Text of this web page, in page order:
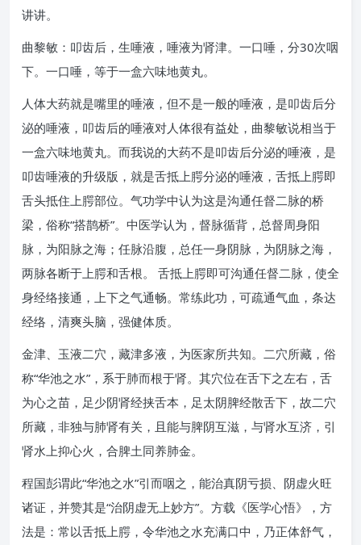
讲讲。
曲黎敏：叩齿后，生唾液，唾液为肾津。一口唾，分30次咽
下。一口唾，等于一盒六味地黄丸。
人体大药就是嘴里的唾液，但不是一般的唾液，是叩齿后分
泌的唾液，叩齿后的唾液对人体很有益处，曲黎敏说相当于
一盒六味地黄丸。而我说的大药不是叩齿后分泌的唾液，是
叩齿唾液的升级版，就是舌抵上腭分泌的唾液，舌抵上腭即
舌头抵住上腭部位。气功学中认为这是沟通任督二脉的桥
梁，俗称“搭鹊桥”。中医学认为，督脉循背，总督周身阳
脉，为阳脉之海；任脉沿腹，总任一身阴脉，为阴脉之海，
两脉各断于上腭和舌根。 舌抵上腭即可沟通任督二脉，使全
身经络接通，上下之气通畅。常练此功，可疏通气血，条达
经络，清爽头脑，强健体质。
金津、玉液二穴，藏津多液，为医家所共知。二穴所藏，俗
称“华池之水”，系于肺而根于肾。其穴位在舌下之左右，舌
为心之苗，足少阴肾经挟舌本，足太阴脾经散舌下，故二穴
所藏，非独与肺肾有关，且能与脾阴互滋，与肾水互济，引
肾水上抑心火，合脾土同养肺金。
程国彭谓此“华池之水”引而咽之，能治真阴亏损、阴虚火旺
诸证，并赞其是“治阴虚无上妙方”。方载《医学心悟》，方
法是：常以舌抵上腭，令华池之水充满口中，乃正体舒气，